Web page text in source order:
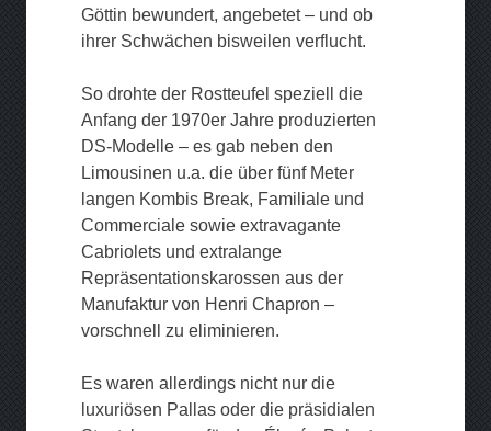
Göttin bewundert, angebetet – und ob
ihrer Schwächen bisweilen verflucht.
So drohte der Rostteufel speziell die
Anfang der 1970er Jahre produzierten
DS-Modelle – es gab neben den
Limousinen u.a. die über fünf Meter
langen Kombis Break, Familiale und
Commerciale sowie extravagante
Cabriolets und extralange
Repräsentationskarossen aus der
Manufaktur von Henri Chapron –
vorschnell zu eliminieren.
Es waren allerdings nicht nur die
luxuriösen Pallas oder die präsidialen